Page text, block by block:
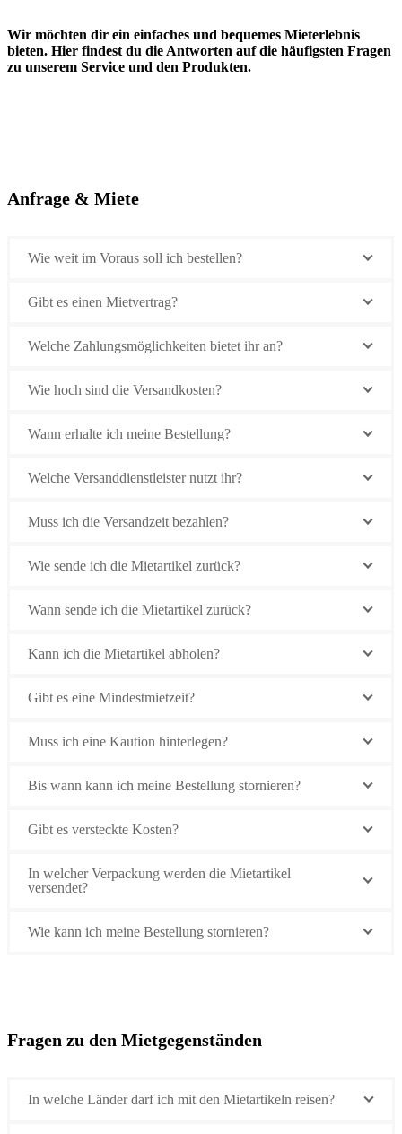
Wir möchten dir ein einfaches und bequemes Mieterlebnis
bieten. Hier findest du die Antworten auf die häufigsten Fragen
zu unserem Service und den Produkten.
Anfrage & Miete
Wie weit im Voraus soll ich bestellen?
Gibt es einen Mietvertrag?
Welche Zahlungsmöglichkeiten bietet ihr an?
Wie hoch sind die Versandkosten?
Wann erhalte ich meine Bestellung?
Welche Versanddienstleister nutzt ihr?
Muss ich die Versandzeit bezahlen?
Wie sende ich die Mietartikel zurück?
Wann sende ich die Mietartikel zurück?
Kann ich die Mietartikel abholen?
Gibt es eine Mindestmietzeit?
Muss ich eine Kaution hinterlegen?
Bis wann kann ich meine Bestellung stornieren?
Gibt es versteckte Kosten?
In welcher Verpackung werden die Mietartikel
versendet?
Wie kann ich meine Bestellung stornieren?
Fragen zu den Mietgegenständen
In welche Länder darf ich mit den Mietartikeln reisen?